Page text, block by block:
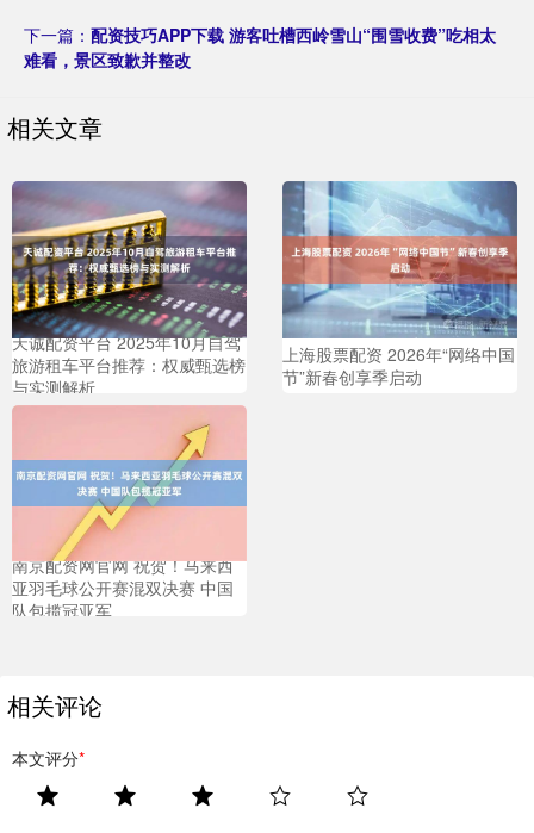
下一篇： 配资技巧APP下载 游客吐槽西岭雪山“围雪收费”吃相太
难看，景区致歉并整改
相关文章
天诚配资平台 2025年10月自驾
旅游租车平台推荐：权威甄选榜
与实测解析
上海股票配资 2026年“网络中国
节”新春创享季启动
南京配资网官网 祝贺！马来西
亚羽毛球公开赛混双决赛 中国
队包揽冠亚军
相关评论
本文评分*